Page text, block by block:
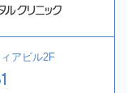
アビル2F